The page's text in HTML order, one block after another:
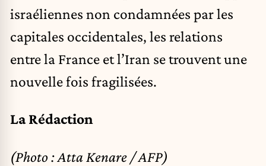
israéliennes non condamnées par les
capitales occidentales, les relations
entre la France et l’Iran se trouvent une
nouvelle fois fragilisées.
La Rédaction
(Photo : Atta Kenare / AFP)